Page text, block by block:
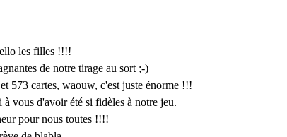
les filles !!!!
de notre tirage au sort ;-)
573 cartes, waouw, c'est juste énorme !!!
vous d'avoir été si fidèles à notre jeu.
pour nous toutes !!!!